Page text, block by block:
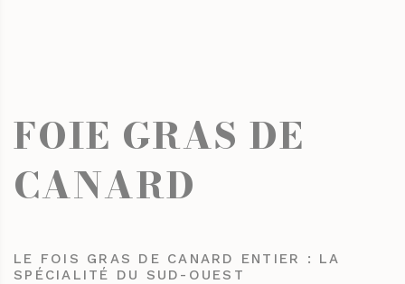
FOIE GRAS DE
CANARD
LE FOIS GRAS DE CANARD ENTIER : LA
SPÉCIALITÉ DU SUD-OUEST